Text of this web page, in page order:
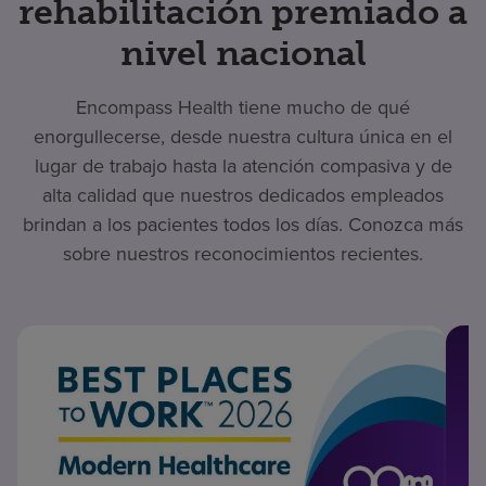
rehabilitación premiado a
nivel nacional
Encompass Health tiene mucho de qué
enorgullecerse, desde nuestra cultura única en el
lugar de trabajo hasta la atención compasiva y de
alta calidad que nuestros dedicados empleados
brindan a los pacientes todos los días. Conozca más
sobre nuestros reconocimientos recientes.